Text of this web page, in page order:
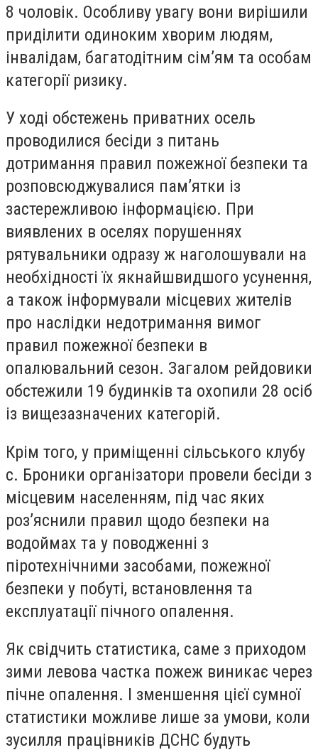
8 чоловік. Особливу увагу вони вирішили
приділити одиноким хворим людям,
інвалідам, багатодітним сім’ям та особам
категорії ризику.
У ході обстежень приватних осель
проводилися бесіди з питань
дотримання правил пожежної безпеки та
розповсюджувалися пам’ятки із
застережливою інформацією. При
виявлених в оселях порушеннях
рятувальники одразу ж наголошували на
необхідності їх якнайшвидшого усунення,
а також інформували місцевих жителів
про наслідки недотримання вимог
правил пожежної безпеки в
опалювальний сезон. Загалом рейдовики
обстежили 19 будинків та охопили 28 осіб
із вищезазначених категорій.
Крім того, у приміщенні сільського клубу
с. Броники організатори провели бесіди з
місцевим населенням, під час яких
роз’яснили правил щодо безпеки на
водоймах та у поводженні з
піротехнічними засобами, пожежної
безпеки у побуті, встановлення та
експлуатації пічного опалення.
Як свідчить статистика, саме з приходом
зими левова частка пожеж виникає через
пічне опалення. І зменшення цієї сумної
статистики можливе лише за умови, коли
зусилля працівників ДСНС будуть